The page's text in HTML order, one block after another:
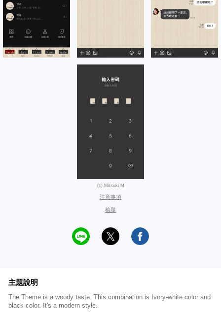
(c) Mitsuki M
注意事項
檢舉
主題說明
The Theme is a woody taste. This combination is Ivory-white color and
black color. It's a modern style.